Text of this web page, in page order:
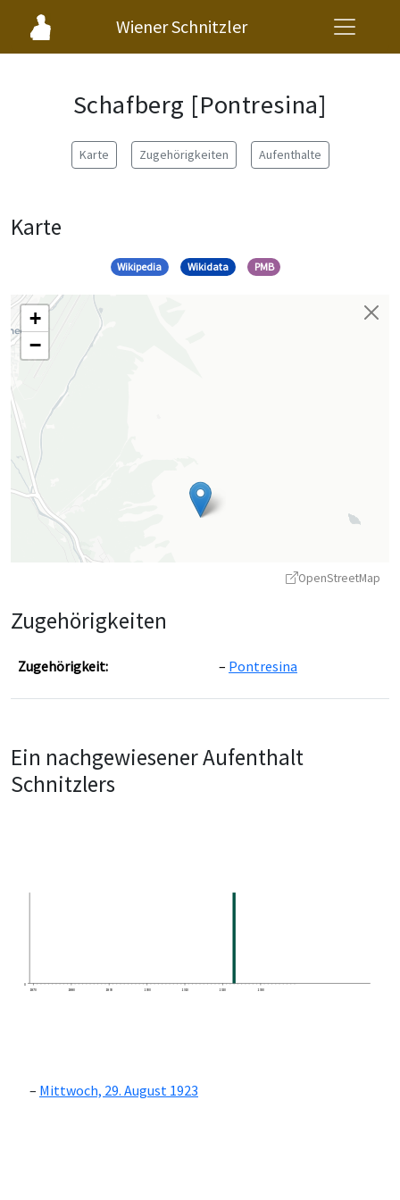
Wiener Schnitzler
Schafberg [Pontresina]
Karte Zugehörigkeiten Aufenthalte
Karte
Wikipedia Wikidata PMB
+
−
OpenStreetMap
Zugehörigkeiten
Zugehörigkeit: Pontresina
Ein nachgewiesener Aufenthalt
Schnitzlers
0
1870
1880 1890 1900 1910 1920 1930
Mittwoch, 29. August 1923